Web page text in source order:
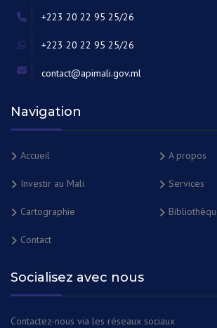
+223 20 22 95 25/26
+223 20 22 95 25/26
contact@apimali.gov.ml
Navigation
Accueil A propos
Investir au Mali Services
Cartographie
Contact
Socialisez avec nous
Contactez-nous via les réseaux sociaux